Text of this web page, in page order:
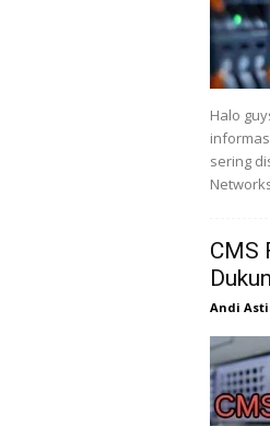
Halo
sering
CMS
Andi